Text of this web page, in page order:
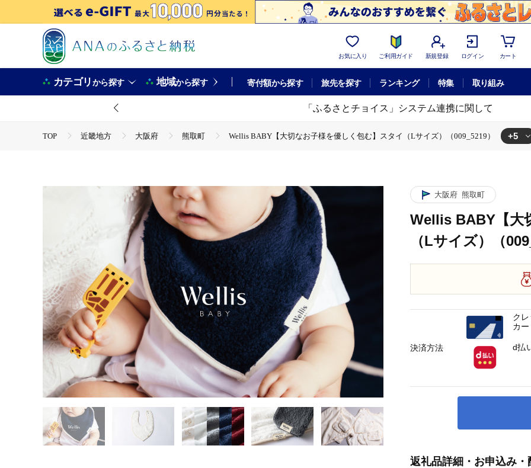
お気に入り ご利用ガイド 新規登録 ログイン カート
カテゴリから探す 地域から探す 寄付額から探す 旅先を探す ランキング 特集 取り組み
「ふるさとチョイス」システム連携に関して
TOP 近畿地方 大阪府 熊取町 Wellis BABY【大切なお子様を優しく包む】スタイ（Lサイズ）（009_5219） +5
ファッション 小物 Wellis BABY【大切なお子様を優しく包む】スタイ（Lサイズ）（009_5219）
大阪府 熊取町
Wellis BABY【大
（Lサイズ）（
返礼品詳細・お申込み・
決済方法
ク
カー
d払